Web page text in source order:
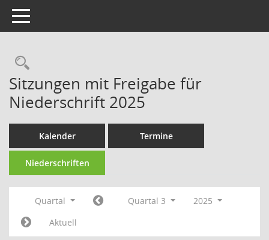
Toggle navigation
Rechercheauswahl
Sitzungen mit Freigabe für
Niederschrift 2025
Kalender Termine
Niederschriften
Quartal Quartal 3
2025
Aktuell